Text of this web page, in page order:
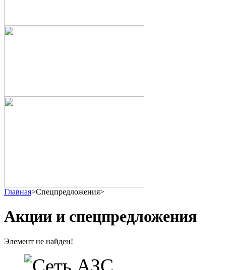
Главная>Спецпредложения>
Акции и спецпредложения
Элемент не найден!